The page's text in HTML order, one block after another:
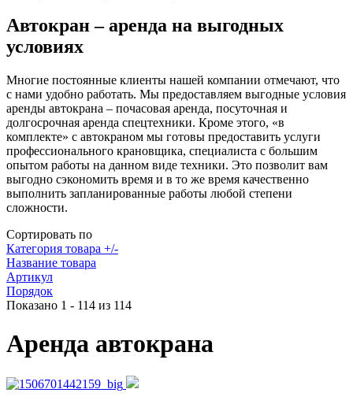
Автокран – аренда на выгодных
условиях
Многие постоянные клиенты нашей компании отмечают, что
с нами удобно работать. Мы предоставляем выгодные условия
аренды автокрана – почасовая аренда, посуточная и
долгосрочная аренда спецтехники. Кроме этого, «в
комплекте» с автокраном мы готовы предоставить услуги
профессионального крановщика, специалиста с большим
опытом работы на данном виде техники. Это позволит вам
выгодно сэкономить время и в то же время качественно
выполнить запланированные работы любой степени
сложности.
Сортировать по
Категория товара +/-
Название товара
Артикул
Порядок
Показано 1 - 114 из 114
Аренда автокрана